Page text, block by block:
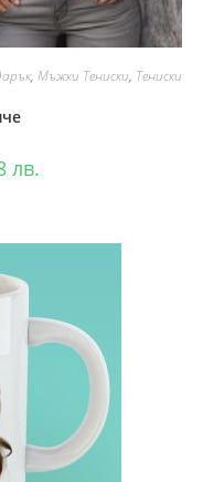
, Мъжки Тениски, Тениски
лв.